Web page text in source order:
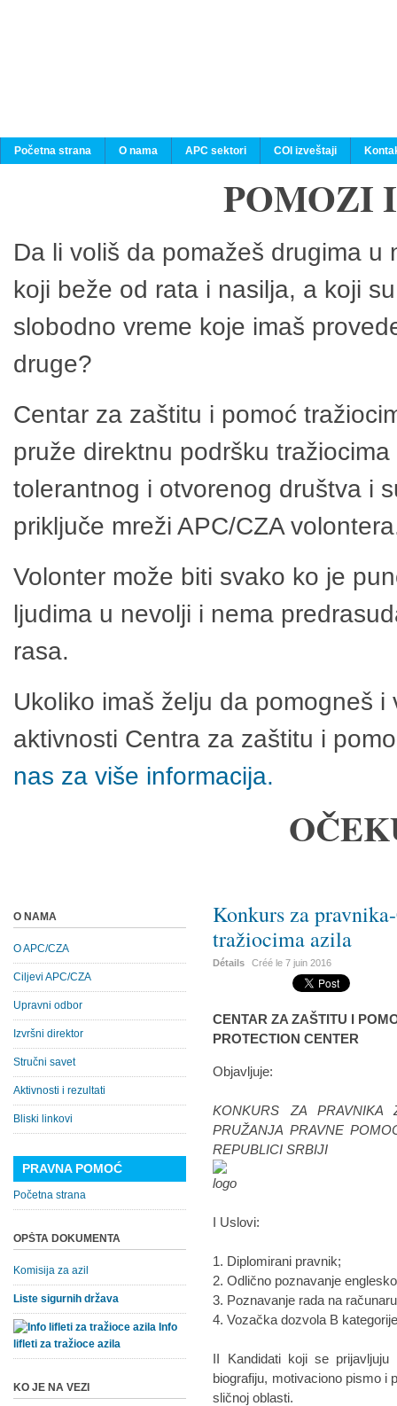
Početna strana O nama APC sektori COI izveštaji
POMOZI
Da li voliš da pomažeš drugima
koji beže od rata i nasilja, a koji
slobodno vreme koje imaš
druge?
Centar za zaštitu i pomoć
pruže direktnu podršku
tolerantnog i otvorenog društva i
priključe mreži APC/CZA
Volonter može biti svako ko je
ljudima u nevolji i nema
rasa.
Ukoliko imaš želju da pomogneš
aktivnosti Centra za zaštitu i
nas za više informacija.
Konkurs za
tražiocima azila
Détails Créé le7 juin 2016
CENTAR ZA ZAŠTITU I
PROTECTION CENTER
Objavljuje:
KONKURS ZA
PRUŽANJA PRAVNE
REPUBLICI SRBIJI
I Uslovi:
1. Diplomirani pravnik;
2. Odlično poznavanje
3. Poznavanje rada na
4. Vozačka dozvola B
II Kandidati koji se
biografiju, motivaciono pismo i
sličnoj oblasti.
O NAMA
O APC/CZA
Ciljevi APC/CZA
Upravni odbor
Izvršni direktor
Stručni savet
Aktivnosti i rezultati
Bliski linkovi
PRAVNA POMOĆ
Početna strana
OPŠTA DOKUMENTA
Komisija za azil
Liste sigurnih država
Info
lifleti za tražioce azila
KO JE NA VEZI